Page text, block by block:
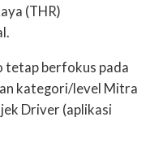
(THR)
tetap berfokus pada
kategori/level Mitra
Driver (aplikasi